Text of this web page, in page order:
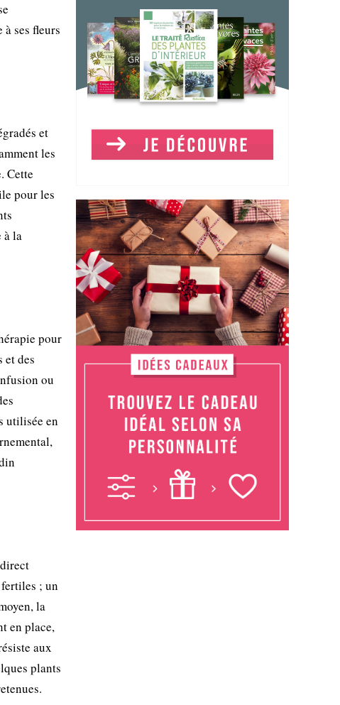
ses fleurs
et
les
Cette
pour les
à la
pour
et des
ou
utilisée en
; un
la
en place,
aux
plants